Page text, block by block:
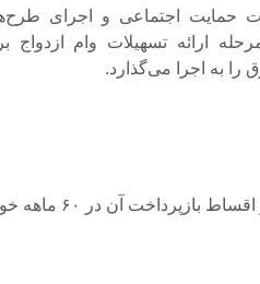
حمایت اجتماعی و اجرای
ارائه تسهیلات وام ازدواج
را به اجرا می‌گذارد.
وام ازدواج با نرخ سود ۱۰ درصد ارائه می‌شود و اقساط